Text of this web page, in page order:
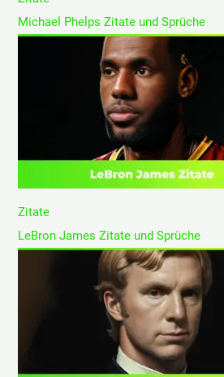
Michael Phelps Zitate und Sprüche
Zitate
LeBron James Zitate und Sprüche